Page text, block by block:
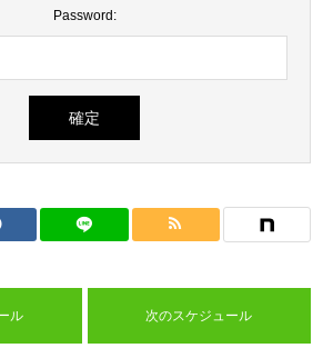
Password:
ル 次のスケジュール